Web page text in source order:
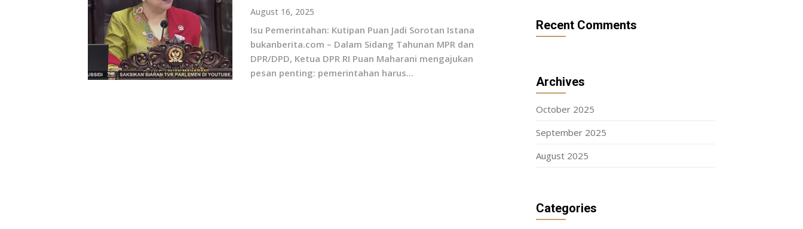
August 16, 2025
Isu Pemerintahan: Kutipan Puan Jadi Sorotan Istana
bukanberita.com – Dalam Sidang Tahunan MPR dan
DPR/DPD, Ketua DPR RI Puan Maharani mengajukan
pesan penting: pemerintahan harus...
Recent Comments
Archives
October 2025
September 2025
August 2025
Categories